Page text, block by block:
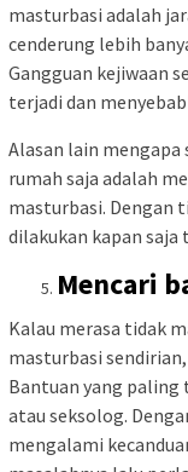
masturbasi adalah
cenderung lebih
Gangguan kejiwaan
terjadi dan
Alasan lain mengapa
rumah saja adalah
masturbasi. Dengan
dilakukan kapan saja
Mencari
Kalau merasa tidak
masturbasi
Bantuan yang
atau seksolog.
mengalami